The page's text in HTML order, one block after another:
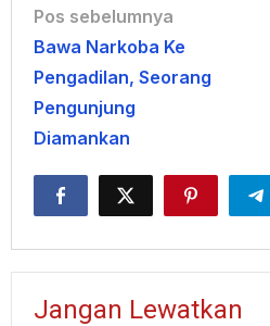
Navigasi
pos
Pos sebelumnya
Bawa Narkoba Ke
Pengadilan, Seorang
Pengunjung
Diamankan
Jangan Lewatkan